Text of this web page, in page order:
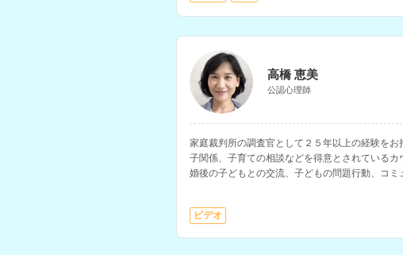
高橋 恵美
公認心理師
家庭裁判所の調査官として２５年以上の経験を
子関係、子育ての相談などを得意とされている
婚後の子どもとの交流、子どもの問題行動、コミ
ビデオ